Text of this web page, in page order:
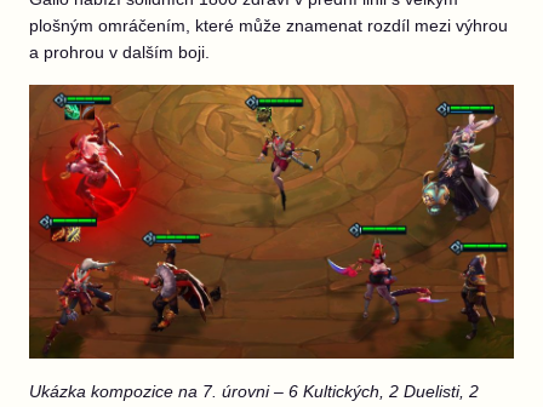
plošným omráčením, které může znamenat rozdíl mezi výhrou
a prohrou v dalším boji.
Ukázka kompozice na 7. úrovni – 6 Kultických, 2 Duelisti, 2